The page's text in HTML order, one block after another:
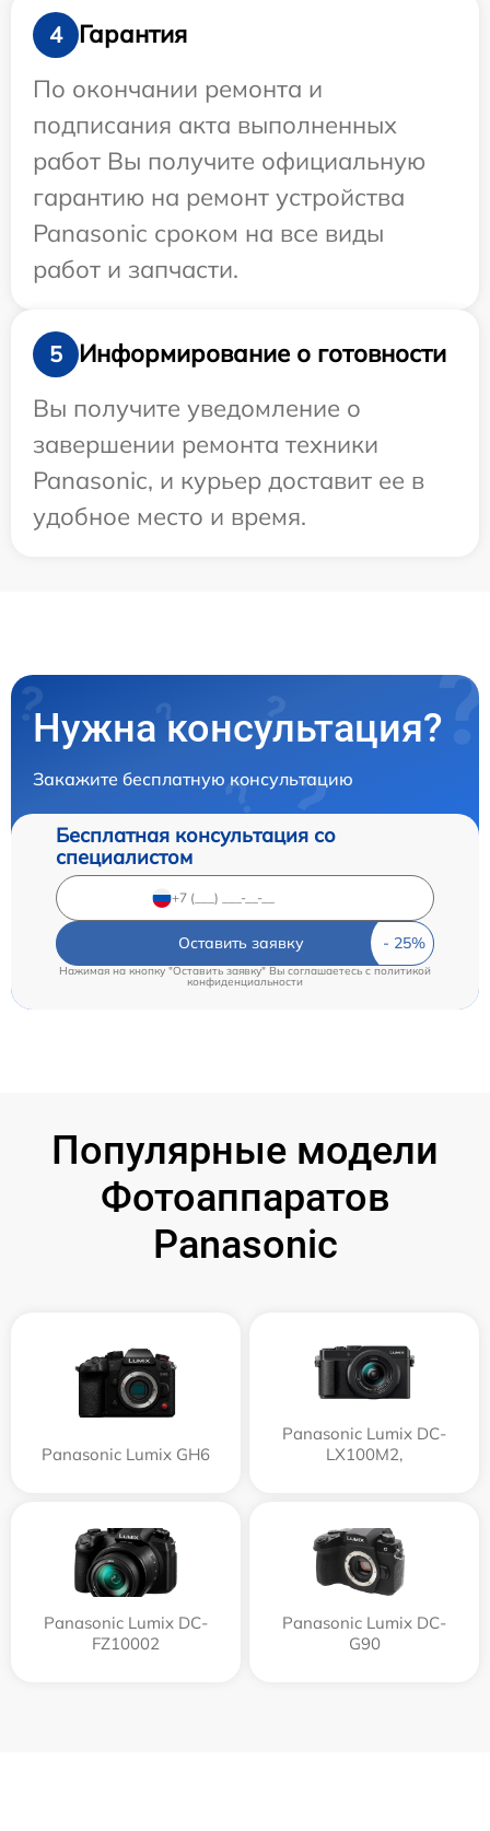
4
Гарантия
По окончании ремонта и
подписания акта выполненных
работ Вы получите официальную
гарантию на ремонт устройства
Panasonic сроком на все виды
работ и запчасти.
5
Информирование о готовности
Вы получите уведомление о
завершении ремонта техники
Panasonic, и курьер доставит ее в
удобное место и время.
Нужна консультация?
Закажите бесплатную консультацию
Бесплатная консультация со
специалистом
Оставить заявку
Нажимая на кнопку "Оставить заявку" Вы соглашаетесь cполитикой
конфиденциальности
Популярные модели
Фотоаппаратов
Panasonic
Panasonic Lumix GH6
Panasonic Lumix DC-
LX100M2,
Panasonic Lumix DC-
FZ10002
Panasonic Lumix DC-
G90